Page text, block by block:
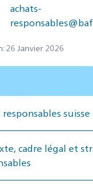
achats-
26 Janvier 2026
responsables
cadre lé­gal et